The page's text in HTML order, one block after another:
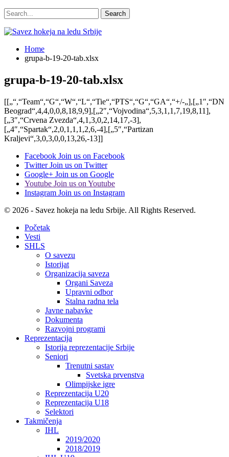
Home
grupa-b-19-20-tab.xlsx
grupa-b-19-20-tab.xlsx
[[„“,“Team“,“G“,“W“,“L“,“Tie“,“PTS“,“G“,“GA“,“+/-„],[„1″,“DN
Beograd“,4,4,0,0,8,18,9,9],[„2″,“Vojvodina“,5,3,1,1,7,19,8,11],
[„3″,“Crvena Zvezda“,4,1,3,0,2,14,17,-3],
[„4″,“Spartak“,2,0,1,1,1,2,6,-4],[„5″,“Partizan
Kraljevi“,3,0,3,0,0,13,26,-13]]
Facebook Join us on Facebook
Twitter Join us on Twitter
Google+ Join us on Google
Youtube Join us on Youtube
Instagram Join us on Instagram
© 2026 - Savez hokeja na ledu Srbije. All Rights Reserved.
Početak
Vesti
SHLS
O savezu
Istorijat
Organizacija saveza
Organi Saveza
Upravni odbor
Stalna radna tela
Javne nabavke
Dokumenta
Razvojni programi
Reprezentacija
Istorija reprezentacije Srbije
Seniori
Trenutni sastav
Svetska prvenstva
Olimpijske igre
Reprezentacija U20
Reprezentacija U18
Selektori
Takmičenja
IHL
2019/2020
2018/2019